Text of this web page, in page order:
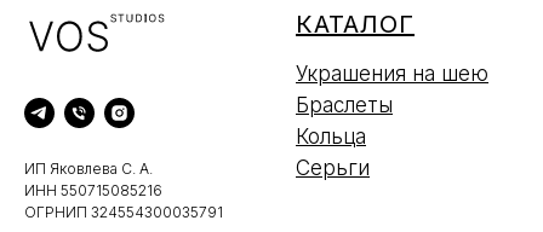
ИП Яковлева С. А.
ИНН 550715085216
ОГРНИП 324554300035791
КАТАЛОГ
Украшения на шею
Браслеты
Кольца
Серьги